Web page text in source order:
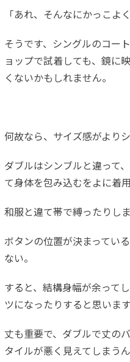
「あれ、そんなにかっこよ
そうです、シングルのコー
ョップで試着しても、鏡に
くないかもしれません。
何故なら、サイズ感がより
ダブルはシンブルと違って
て身体を包み込むをよに着用
和服と違て帯で縛ったりしま
ボタンの位置が決まってい
ない。
すると、結構身幅が余って
ツになったりすると思います
丈も重要で、ダブルで丈の
タイルが悪く見えてしまう